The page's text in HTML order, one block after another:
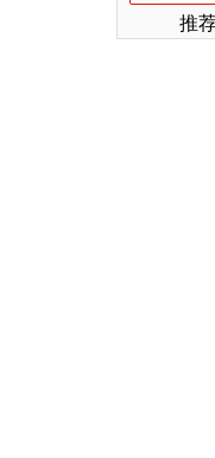
推